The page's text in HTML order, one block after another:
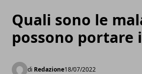
Quali sono le
possono portare
di Redazione18/07/2022